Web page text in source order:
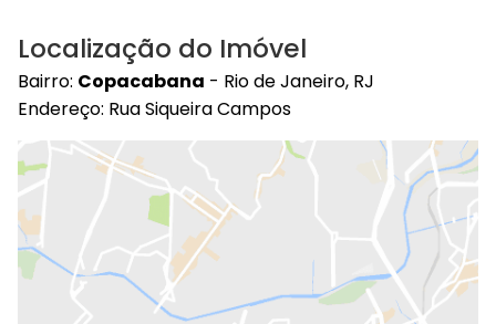
Localização do Imóvel
Bairro: Copacabana - Rio de Janeiro, RJ
Endereço: Rua Siqueira Campos